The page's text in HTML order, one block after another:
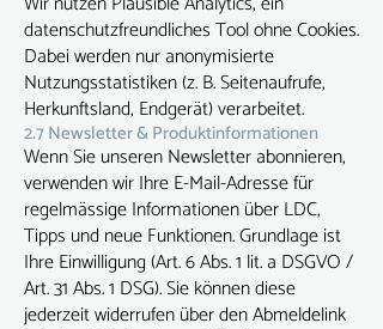
datenschutzfreundliches Tool ohne Cookies.
Dabei werden nur anonymisierte
Nutzungsstatistiken (z. B. Seitenaufrufe,
Herkunftsland, Endgerät) verarbeitet.
2.7 Newsletter & Produktinformationen
Wenn Sie unseren Newsletter abonnieren,
verwenden wir Ihre E-Mail-Adresse für
regelmässige Informationen über LDC,
Tipps und neue Funktionen. Grundlage ist
Ihre Einwilligung (Art. 6 Abs. 1 lit. a DSGVO /
Art. 31 Abs. 1 DSG). Sie können diese
jederzeit widerrufen über den Abmeldelink